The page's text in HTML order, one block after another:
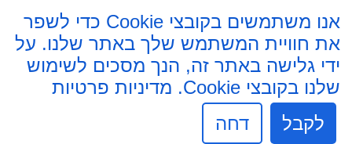
ימים א' - ה' 8:30 - 16:30
מחלקת נישואין
ימים א', ב', ד', ה' 8:00 - 15:30
יום ג' 8:00 - 17:30 רצוף
אנו משתמשים בקובצי Cookie כדי לשפר
את חוויית המשתמש שלך באתר שלנו. על
ידי גלישה באתר זה, הנך מסכים לשימוש
שלנו בקובצי Cookie.
מדיניות פרטיות
לקבל
דחה